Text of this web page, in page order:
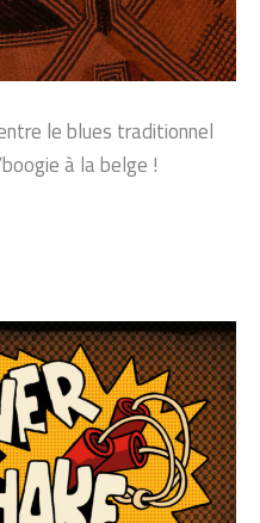
le blues traditionnel
à la belge !